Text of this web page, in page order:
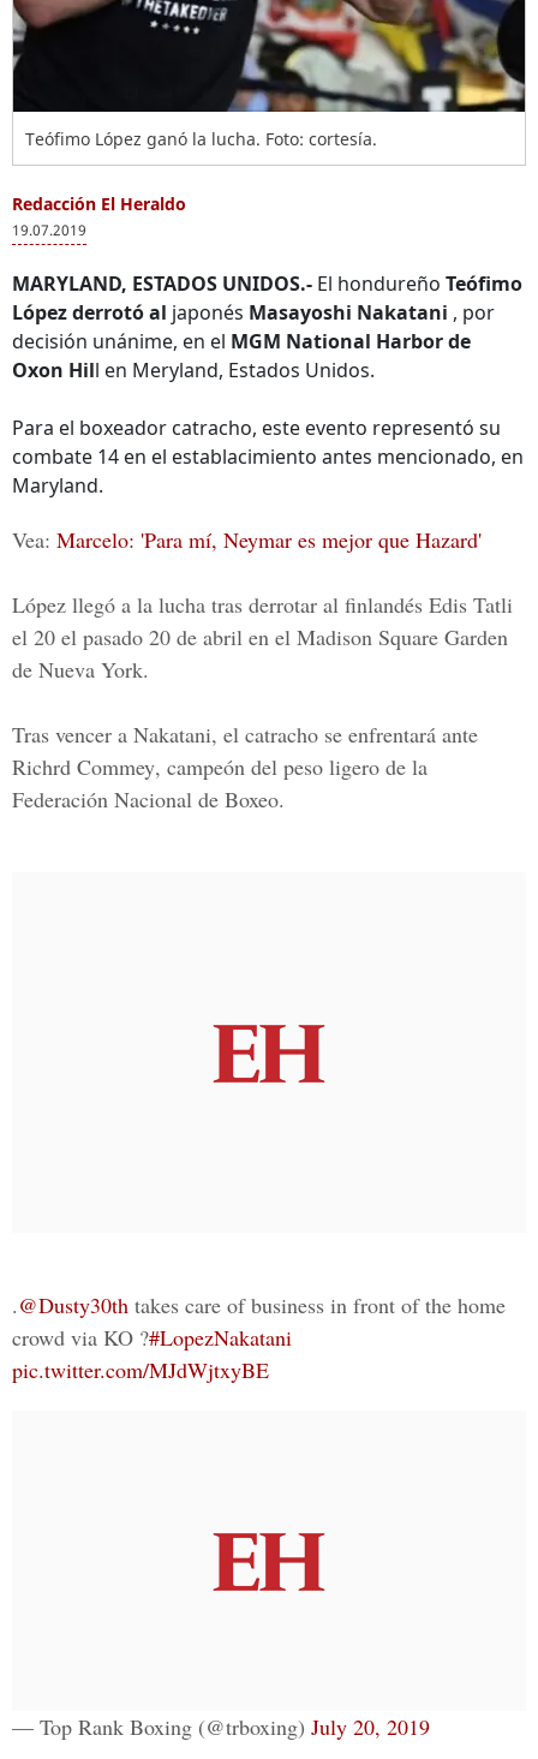
Teófimo López ganó la lucha. Foto: cortesía.
Redacción El Heraldo
19.07.2019
MARYLAND, ESTADOS UNIDOS.- El hondureño Teófimo
López derrotó al japonés Masayoshi Nakatani , por
decisión unánime, en el MGM National Harbor de
Oxon Hill en Meryland, Estados Unidos.
Para el boxeador catracho, este evento representó su
combate 14 en el establacimiento antes mencionado, en
Maryland.
Vea: Marcelo: 'Para mí, Neymar es mejor que Hazard'
López llegó a la lucha tras derrotar al finlandés Edis Tatli
el 20 el pasado 20 de abril en el Madison Square Garden
de Nueva York.
Tras vencer a Nakatani, el catracho se enfrentará ante
Richrd Commey, campeón del peso ligero de la
Federación Nacional de Boxeo.
.@Dusty30th takes care of business in front of the home
crowd via KO ?#LopezNakatani
pic.twitter.com/MJdWjtxyBE
— Top Rank Boxing (@trboxing) July 20, 2019